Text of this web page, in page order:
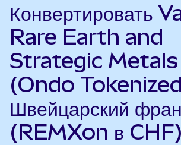
Конвертировать
Rare Earth and
Strategic Metals
(Ondo
Швейцарский
(REMXon в CHF)